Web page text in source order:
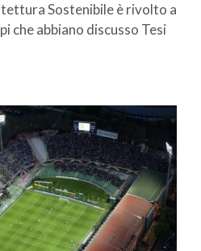
Sostenibile è rivolto a
che abbiano discusso Tesi